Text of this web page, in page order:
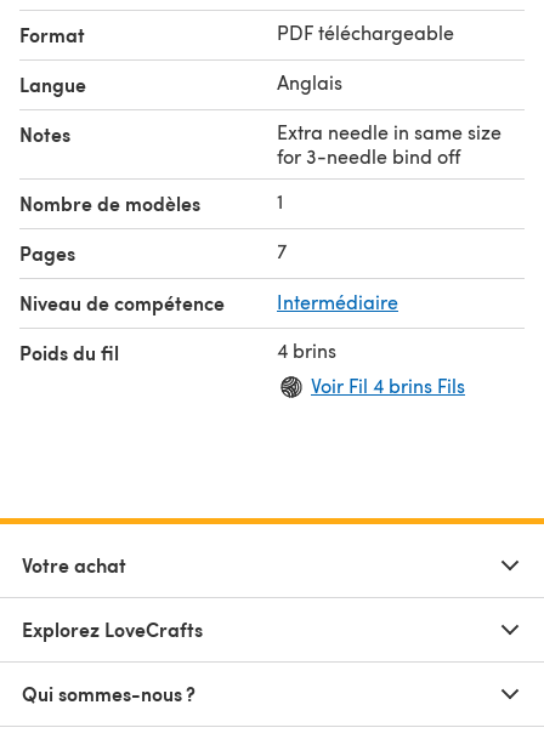
Format PDF téléchargeable
Langue Anglais
Notes
Extra needle in same size
for 3-needle bind off
Nombre de modèles 1
Pages 7
Niveau de compétence Intermédiaire
Poids du fil
4 brins
Voir Fil 4 brins Fils
Votre achat
Explorez LoveCrafts
Qui sommes-nous ?